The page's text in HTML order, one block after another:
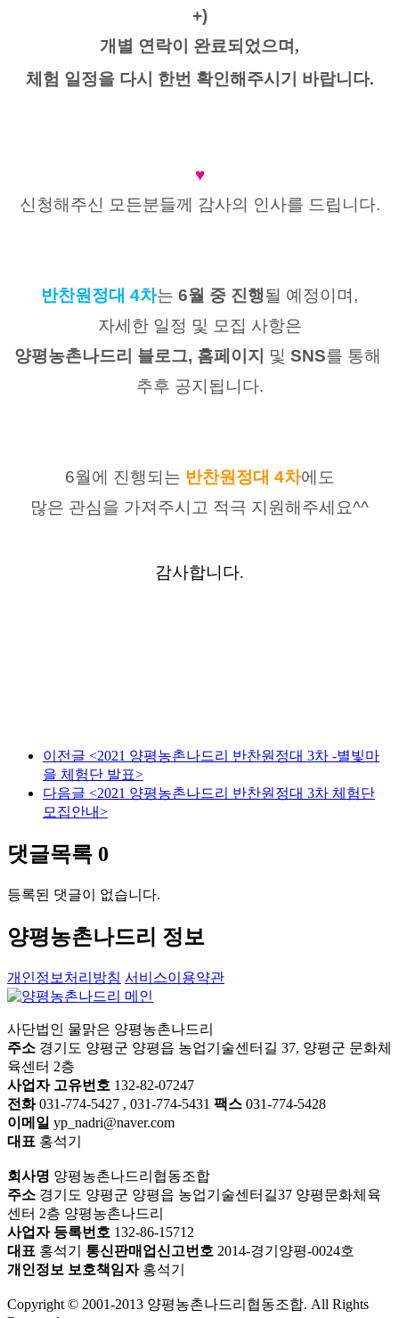
+)
개별 연락이 완료되었으며,
체험 일정을 다시 한번 확인해주시기 바랍니다.
♥
신청해주신 모든분들께 감사의 인사를 드립니다.
반찬원정대 4차는 6월 중 진행될 예정이며,
자세한 일정 및 모집 사항은
양평농촌나드리 블로그, 홈페이지
및 SNS를 통해
추후 공지됩니다.
6월에 진행되는 반찬원정대 4차에도
많은 관심을 가져주시고 적극 지원해주세요^^
감사합니다.
이전글 <2021 양평농촌나드리 반찬원정대 3차 -별빛마
을 체험단 발표>
다음글 <2021 양평농촌나드리 반찬원정대 3차 체험단
모집안내>
댓글목록 0
등록된 댓글이 없습니다.
양평농촌나드리 정보
개인정보처리방침 서비스이용약관
사단법인 물맑은 양평농촌나드리
주소 경기도 양평군 양평읍 농업기술센터길 37, 양평군 문화체
육센터 2층
사업자 고유번호 132-82-07247
전화031-774-5427 , 031-774-5431 팩스 031-774-5428
이메일 yp_nadri@naver.com
대표 홍석기
회사명 양평농촌나드리협동조합
주소 경기도 양평군 양평읍 농업기술센터길37 양평문화체육
센터 2층 양평농촌나드리
사업자 등록번호 132-86-15712
대표 홍석기 통신판매업신고번호 2014-경기양평-0024호
개인정보 보호책임자홍석기
Copyright © 2001-2013 양평농촌나드리협동조합. All Rights